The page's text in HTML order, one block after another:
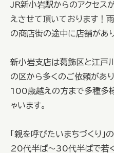
JR新小岩駅からのアクセス
えさせて頂いております！
の商店街の途中に店舗があり
新小岩支店は葛飾区と江戸
の区から多くのご依頼があ
100歳越えの方まで多種多
ゃいます。
「親を呼びたいまちづくり」
20代半ば～30代半ばで若